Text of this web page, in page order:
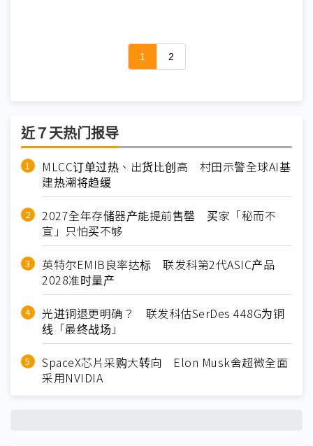
1 2
近７天热门报导
MLCC订单过热、出货比创高 村田示警全球AI基
建热潮将趋缓
2027全年存储器产能提前售罄 买家「秘而不
宣」只怕买不够
英特尔EMIB良率达标 联发科第2代ASIC产品
2028准时量产
光进铜退更明确？ 联发科估SerDes 448G为铜
线「最终战场」
SpaceX芯片采购大转向 Elon Musk舍超微全面
采用NVIDIA